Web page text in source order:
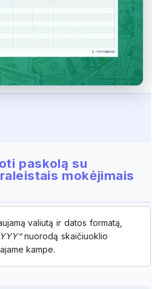
paskolą su
mokėjimais
valiutą ir datos formatą,
nuorodą skaičiuoklio
kampe.